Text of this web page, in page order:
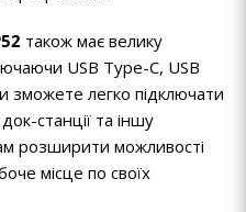
також має велику
USB Type-C, USB
зможете легко підключати
станції та іншу
розширити можливості
місце по своїх